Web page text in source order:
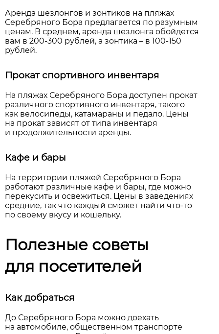
Аренда шезлонгов и зонтиков на пляжах
Серебряного Бора предлагается по разумным
ценам. В среднем, аренда шезлонга обойдется
вам в 200-300 рублей, а зонтика – в 100-150
рублей.
Прокат спортивного инвентаря
На пляжах Серебряного Бора доступен прокат
различного спортивного инвентаря, такого
как велосипеды, катамараны и педало. Цены
на прокат зависят от типа инвентаря
и продолжительности аренды.
Кафе и бары
На территории пляжей Серебряного Бора
работают различные кафе и бары, где можно
перекусить и освежиться. Цены в заведениях
средние, так что каждый сможет найти что-то
по своему вкусу и кошельку.
Полезные советы
для посетителей
Как добраться
До Серебряного Бора можно доехать
на автомобиле, общественном транспорте